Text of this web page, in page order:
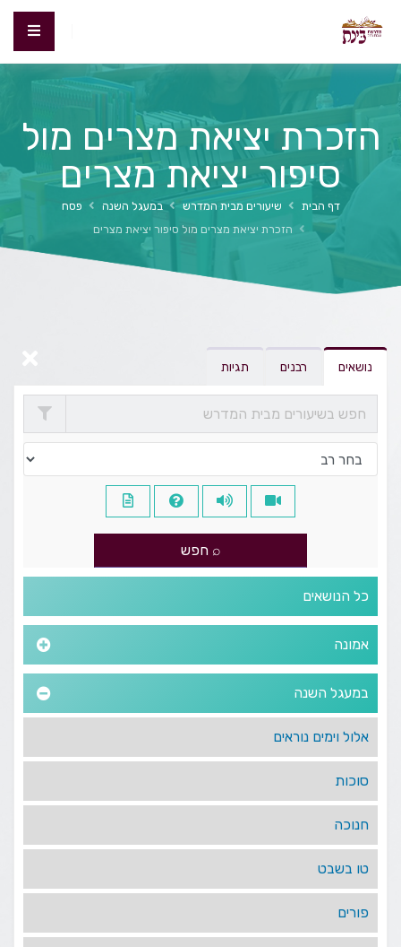
הזכרת יציאת מצרים מול
סיפור יציאת מצרים
דף הבית שיעורים מבית המדרש במעגל השנה
פסח
הזכרת יציאת מצרים מול סיפור יציאת מצרים
נושאים רבנים תגיות
כל הנושאים
אמונה
במעגל השנה
אלול וימים נוראים
סוכות
חנוכה
טו בשבט
פורים